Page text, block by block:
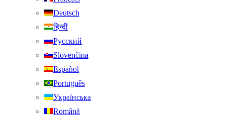
Deutsch
हिन्दी
Русский
Slovenčina
Español
Português
Українська
Română